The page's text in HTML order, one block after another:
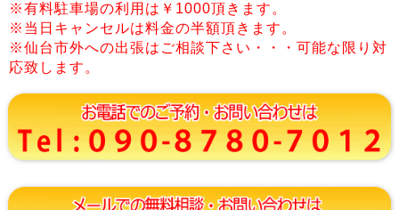
※有料駐車場の利用は￥1000頂きます。
※当日キャンセルは料金の半額頂きます。
※仙台市外への出張はご相談下さい・・・可能な限り対
応致します。